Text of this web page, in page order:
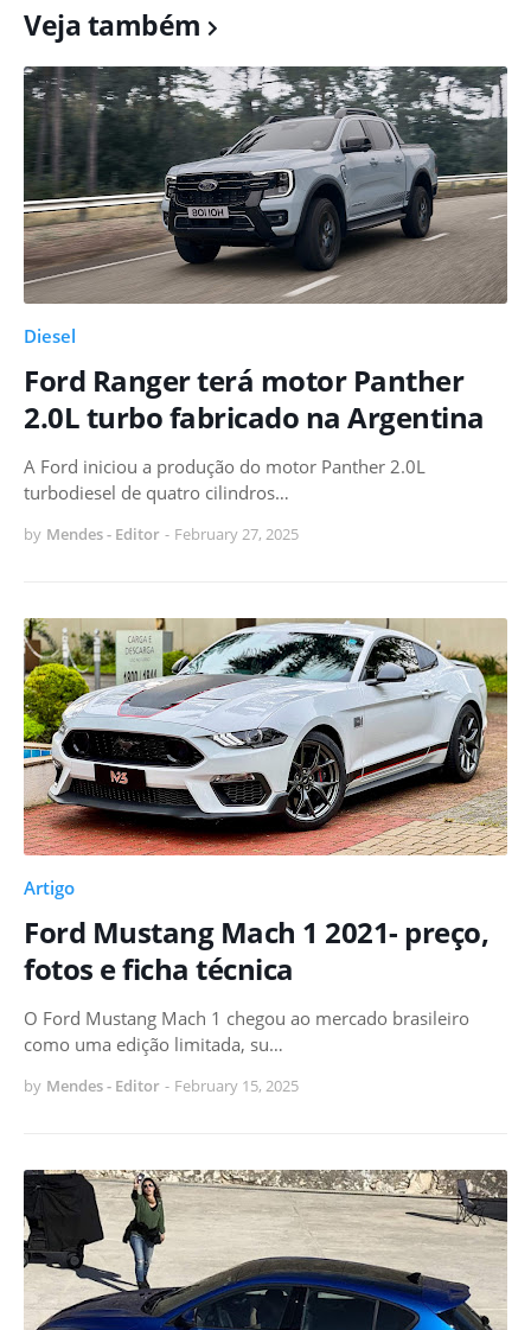
Veja também
Diesel
Ford Ranger terá motor Panther
2.0L turbo fabricado na Argentina
A Ford iniciou a produção do motor Panther 2.0L
turbodiesel de quatro cilindros…
by Mendes - Editor - February 27, 2025
Artigo
Ford Mustang Mach 1 2021- preço,
fotos e ficha técnica
O Ford Mustang Mach 1 chegou ao mercado brasileiro
como uma edição limitada, su…
by Mendes - Editor - February 15, 2025